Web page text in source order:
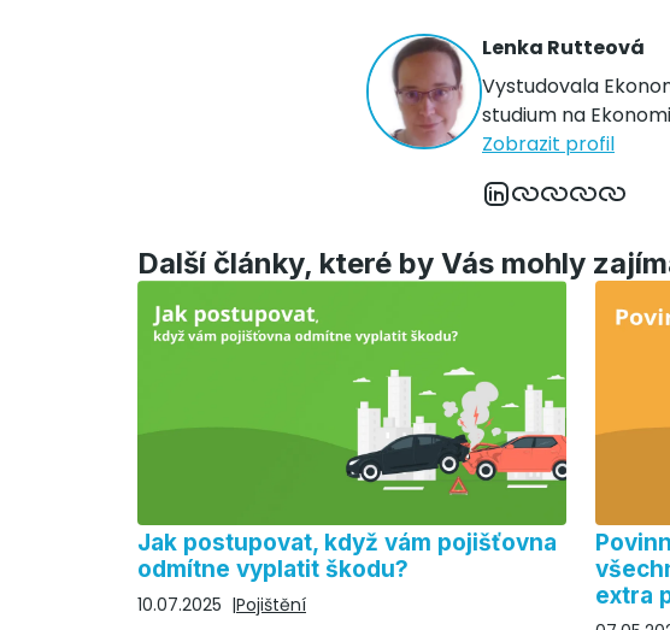
Lenka Rutteová
Vystudovala
studium na
Zobrazit profil
Další články, které by Vás mohly
Jak postupovat, když vám pojišťovna
odmítne vyplatit škodu?
10.07.2025
Pojištění
extra